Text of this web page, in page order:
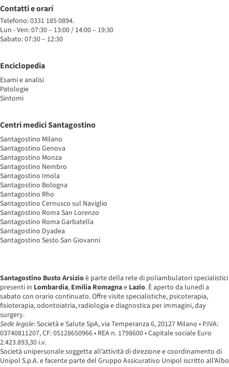
Contatti e orari
Telefono: 0331 185 0894.
Lun - Ven: 07:30 – 13:00 / 14:00 – 19:30
Sabato: 07:30 – 12:30
Enciclopedia
Esami e analisi
Patologie
Sintomi
Centri medici Santagostino
Santagostino Milano
Santagostino Genova
Santagostino Monza
Santagostino Nembro
Santagostino Imola
Santagostino Bologna
Santagostino Rho
Santagostino Cernusco sul Naviglio
Santagostino Roma San Lorenzo
Santagostino Roma Garbatella
Santagostino Dyadea
Santagostino Sesto San Giovanni
Santagostino Busto Arsizioè parte della rete di poliambulatori specialistici
presenti in Lombardia, Emilia Romagnae Lazio. È aperto da lunedì a
sabato con orario continuato. Offre visite specialistiche, psicoterapia,
fisioterapia, odontoiatria, radiologia e diagnostica per immagini, day
surgery.
Sede legale: Società e Salute SpA, via Temperanza 6, 20127 Milano • P.IVA:
03740811207, CF: 05128650966 • REA n. 1798600 • Capitale sociale Euro
2.423.893,30 i.v.
Società unipersonale soggetta all’attività di direzione e coordinamento di
Unipol S.p.A. e facente parte del Gruppo Assicurativo Unipol iscritto all’Albo